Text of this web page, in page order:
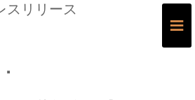
リリース
≡